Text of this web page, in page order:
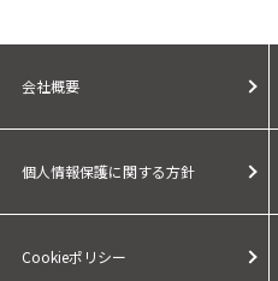
会社概要
個人情報保護に関する方針
Cookieポリシー